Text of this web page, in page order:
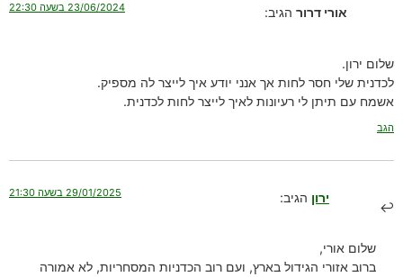
אורי דרור הגיב: 23/06/2024 בשעה 22:30
שלום ירון.
לכדנית שלי חסר לחות אך אנני יודע איך לייצר לה מספיק.
אשמח עם תיתן לי רעיונות לאיך לייצר לחות לכדנית.
הגב
ירון הגיב: 29/01/2025 בשעה 21:30
שלום אורי,
ברוב אזורי הגידול בארץ, ועם רוב הכדניות המסחריות, לא אמורה